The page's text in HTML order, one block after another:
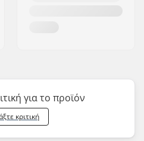
για το προϊόν
κριτική